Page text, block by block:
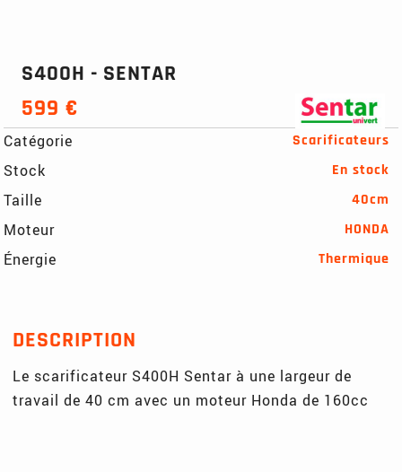
S400H - SENTAR
599 €
Catégorie
Scarificateurs
Stock
En stock
Taille
40cm
Moteur
HONDA
Énergie
Thermique
DESCRIPTION
Le scarificateur S400H Sentar à une largeur de
travail de 40 cm avec un moteur Honda de 160cc